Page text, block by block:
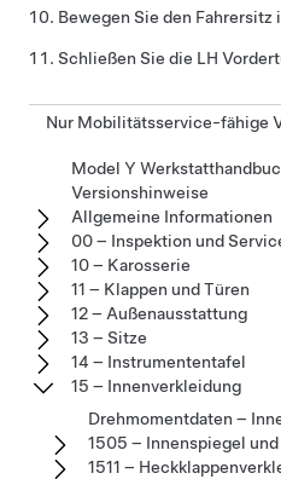
Bewegen Sie den
Schließen Sie die LH
Nur Mobilitätsservice-fähige
Model Y
Versionshinweise
Allgemeine Informationen
00 – Inspektion und
10 – Karosserie
11 – Klappen und Türen
12 – Außenausstattung
13 – Sitze
14 – Instrumententafel
15 – Innenverkleidung
Drehmomentdaten –
1505 – Innenspiegel
1511 –